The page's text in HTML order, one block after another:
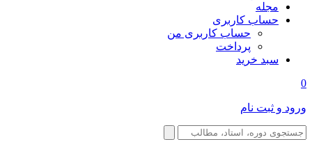
مجله
حساب کاربری
حساب کاربری من
پرداخت
سبد خرید
0
ورود و ثبت نام